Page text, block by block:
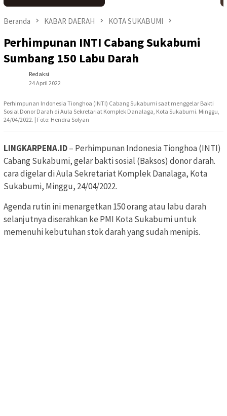
Beranda KABAR DAERAH KOTA SUKABUMI
Perhimpunan INTI Cabang Sukabumi
Sumbang 150 Labu Darah
Redaksi
24 April 2022
Perhimpunan Indonesia Tionghoa (INTI) Cabang Sukabumi saat menggelar Bakti
Sosial Donor Darah di Aula Sekretariat Komplek Danalaga, Kota Sukabumi. Minggu,
24/04/2022. | Foto: Hendra Sofyan
LINGKARPENA.ID– Perhimpunan Indonesia Tionghoa (INTI)
Cabang Sukabumi, gelar bakti sosial (Baksos) donor darah.
cara digelar di Aula Sekretariat Komplek Danalaga, Kota
Sukabumi, Minggu, 24/04/2022.
Agenda rutin ini menargetkan 150 orang atau labu darah
selanjutnya diserahkan ke PMI Kota Sukabumi untuk
memenuhi kebutuhan stok darah yang sudah menipis.